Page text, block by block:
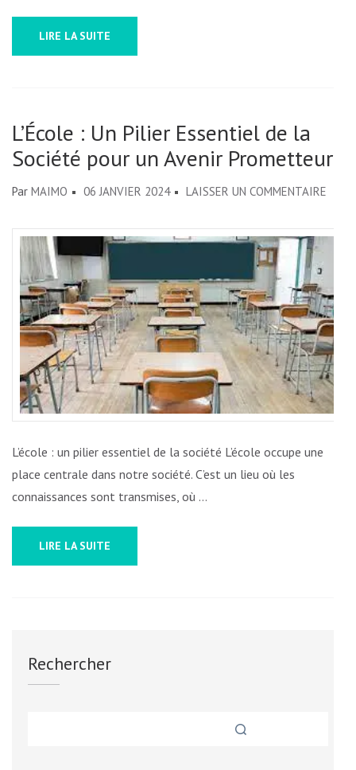
LIRE LA SUITE
L’École : Un Pilier Essentiel de la
Société pour un Avenir Prometteur
Par MAIMO 06 JANVIER 2024 LAISSER UN COMMENTAIRE
:
DE
LA
POUR
UN
L’école : un pilier essentiel de la société L’école occupe une
place centrale dans notre société. C’est un lieu où les
connaissances sont transmises, où …
LIRE LA SUITE
Rechercher